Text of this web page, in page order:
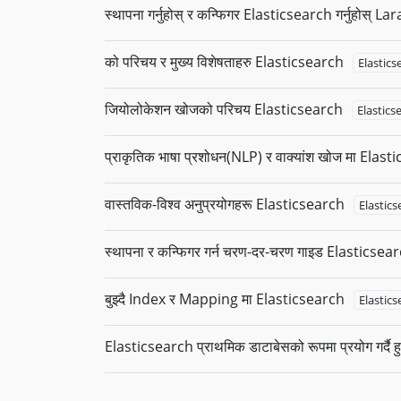
स्थापना गर्नुहोस् र कन्फिगर Elasticsearch गर्नुहोस्
को परिचय र मुख्य विशेषताहरु Elasticsearch
जियोलोकेशन खोजको परिचय Elasticsearch
प्राकृतिक भाषा प्रशोधन(NLP) र वाक्यांश खोज मा
वास्तविक-विश्व अनुप्रयोगहरू Elasticsearch
स्थापना र कन्फिगर गर्न चरण-दर-चरण गाइड
बुझ्दै Index र Mapping मा Elasticsearch
Elasticsearch प्राथमिक डाटाबेसको रूपमा प्रयोग गर्दै